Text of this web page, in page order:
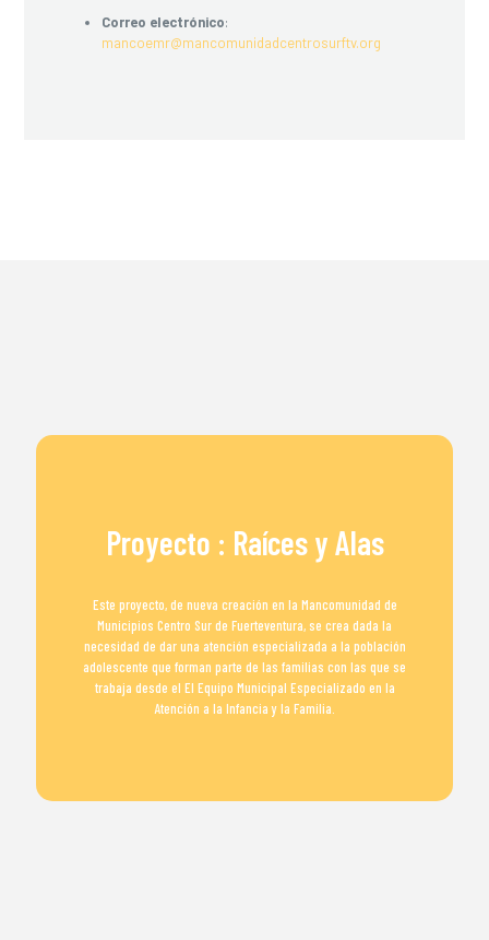
Correo electrónico:
mancoemr@mancomunidadcentrosurftv.org
Proyecto : Raíces y Alas
Este proyecto, de nueva creación en la Mancomunidad de
Municipios Centro Sur de Fuerteventura, se crea dada la
necesidad de dar una atención especializada a la población
adolescente que forman parte de las familias con las que se
trabaja desde el El Equipo Municipal Especializado en la
Atención a la Infancia y la Familia.